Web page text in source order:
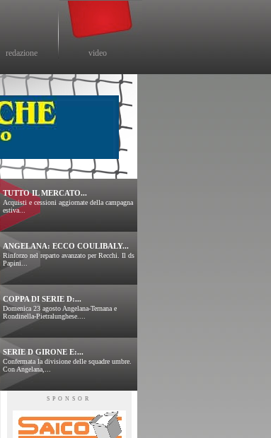
redazione video
TUTTO IL MERCATO...
Acquisti e cessioni aggiornate della campagna
estiva...
ANGELANA: ECCO COULIBALY...
Rinforzo nel reparto avanzato per Recchi. Il ds
Papini...
COPPA DI SERIE D:...
Domenica 23 agosto Angelana-Ternana e
Rondinella-Pietralunghese....
SERIE D GIRONE E:...
Confermata la divisione delle squadre umbre.
Con Angelana,...
SPONSOR